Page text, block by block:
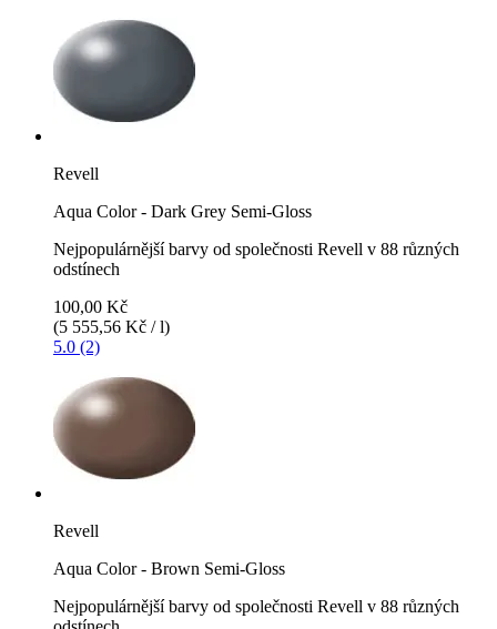
Revell
Aqua Color - Dark Grey Semi-Gloss
Nejpopulárnější barvy od společnosti Revell v 88 různých
odstínech
100,00 Kč
(5 555,56 Kč / l)
5.0 (2)
Revell
Aqua Color - Brown Semi-Gloss
Nejpopulárnější barvy od společnosti Revell v 88 různých